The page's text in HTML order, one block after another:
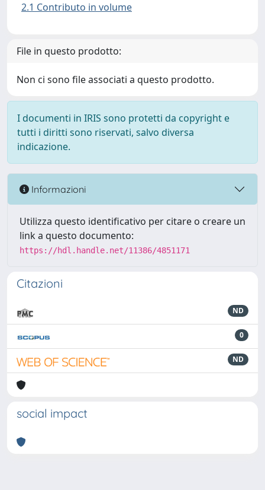
2.1 Contributo in volume
File in questo prodotto:
Non ci sono file associati a questo prodotto.
I documenti in IRIS sono protetti da copyright e
tutti i diritti sono riservati, salvo diversa
indicazione.
Informazioni
Utilizza questo identificativo per citare o creare un
link a questo documento:
https://hdl.handle.net/11386/4851171
Citazioni
ND
0
ND
social impact